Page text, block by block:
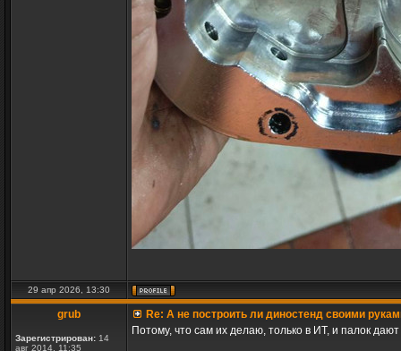
29 апр 2026, 13:30
grub
Зарегистрирован: 14
авг 2014, 11:35
Re: А не построить ли диностенд своими
Потому, что сам их делаю, только в ИТ, и палок